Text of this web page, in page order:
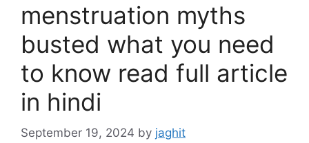
menstruation myths
busted what you need
to know read full article
in hindi
September 19, 2024 by jaghit